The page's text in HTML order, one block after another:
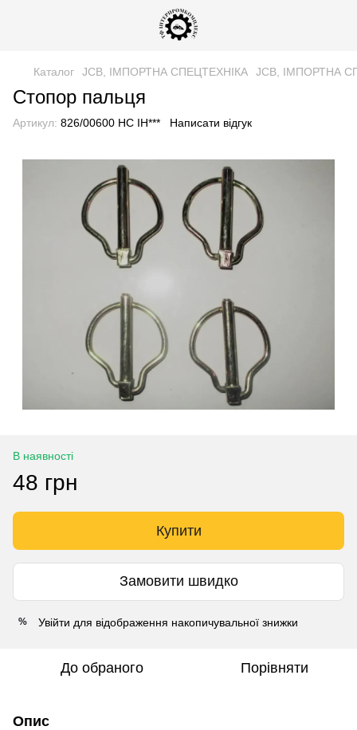
Каталог JCB, ІМПОРТНА СПЕЦТЕХНІКА JCB, ІМПОРТНА
Стопор пальця
Артикул: 826/00600 НС ІН*** Написати відгук
В наявності
48 грн
Купити
Замовити швидко
% Увійти для відображення накопичувальної знижки
До обраного Порівняти
Опис